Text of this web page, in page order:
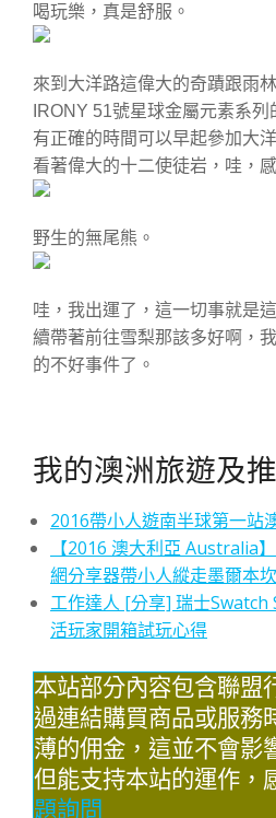
喝玩樂，真是舒服。
來到大洋路這偉大的奇蹟跟雨
IRONY 51號星球金屬元素系
有正確的時間可以早起參加大
看著偉大的十二使徒岩，哇，
野生的無尾熊。
哇，我出運了，這一切事就是
續帶著前往雪梨那該多好啊，
的不好事件了。
我的澳洲旅遊及
2016帶小人遊南半球第一站
【2016 澳大利亞 Australia
網分享器帶小人縱走墨爾本
工作達人 [分享] 瑞士Swatch
活玩家開箱試玩心得
本站部分內容包含聯盟
過連結購買商品或服務
薄的佣金，這並不會影
但能支持本站的運作，
題詢問